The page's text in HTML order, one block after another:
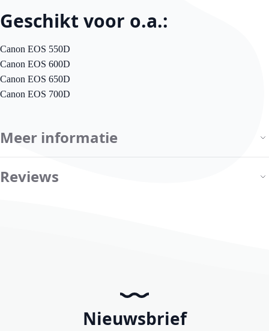
Geschikt voor o.a.:
Canon EOS 550D
Canon EOS 600D
Canon EOS 650D
Canon EOS 700D
Meer informatie
Reviews
Nieuwsbrief